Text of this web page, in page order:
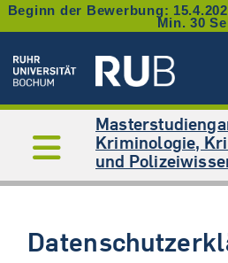
Beginn der Bewerbung:
Min. 29
Kriminologie,
und